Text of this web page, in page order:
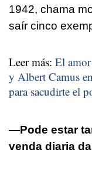
1942, chama
saír cinco
Leer más: El
y Albert Camus
para sacudirte el
­—Pode estar
venda diaria